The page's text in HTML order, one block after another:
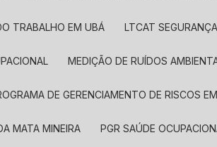
TRABALHO EM UBÁ LTCAT
MEDIÇÃO DE RUÍDOS
DE GERENCIAMENTO DE RISCOS
MATA MINEIRA PGR SAÚDE